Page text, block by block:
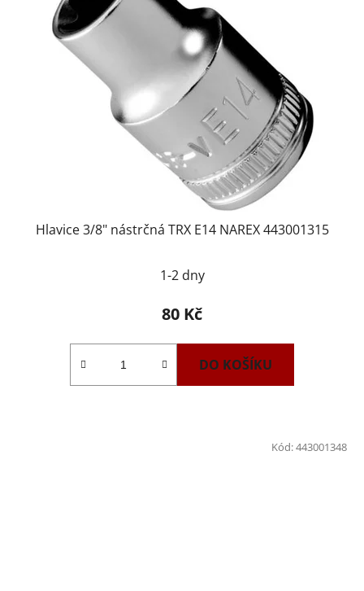
Hlavice 3/8" nástrčná TRX E14 NAREX 443001315
1-2 dny
80 Kč
DO KOŠÍKU
Kód:443001348